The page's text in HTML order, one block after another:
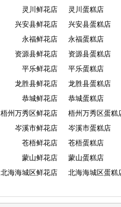
灵川鲜花店
灵川蛋糕店
兴安县鲜花店
兴安县蛋糕店
永福鲜花店
永福蛋糕店
资源县鲜花店
资源县蛋糕店
平乐鲜花店
平乐蛋糕店
龙胜县鲜花店
龙胜县蛋糕店
恭城鲜花店
恭城蛋糕店
梧州万秀区鲜花店
梧州万秀区蛋糕
岑溪市鲜花店
岑溪市蛋糕店
苍梧鲜花店
苍梧蛋糕店
蒙山鲜花店
蒙山蛋糕店
北海海城区鲜花店
北海海城区蛋糕